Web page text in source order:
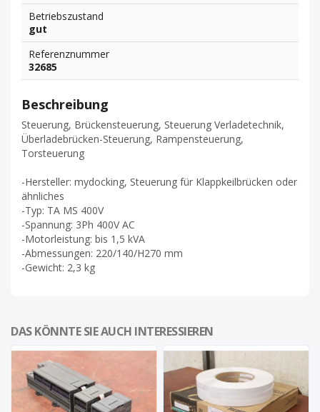
Betriebszustand
gut
Referenznummer
32685
Beschreibung
Steuerung, Brückensteuerung, Steuerung Verladetechnik,
Überladebrücken-Steuerung, Rampensteuerung,
Torsteuerung
-Hersteller: mydocking, Steuerung für Klappkeilbrücken oder
ähnliches
-Typ: TA MS 400V
-Spannung: 3Ph 400V AC
-Motorleistung: bis 1,5 kVA
-Abmessungen: 220/140/H270 mm
-Gewicht: 2,3 kg
DAS KÖNNTE SIE AUCH INTERESSIEREN